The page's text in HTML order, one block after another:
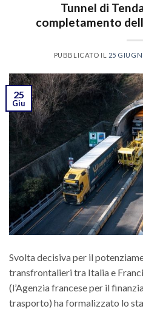
Tunnel di
completamento
PUBBLICATO IL 25
25
Giu
Svolta decisiva per il
transfrontalieri tra Italia e
(l’Agenzia francese per il
trasporto) ha formalizzato lo